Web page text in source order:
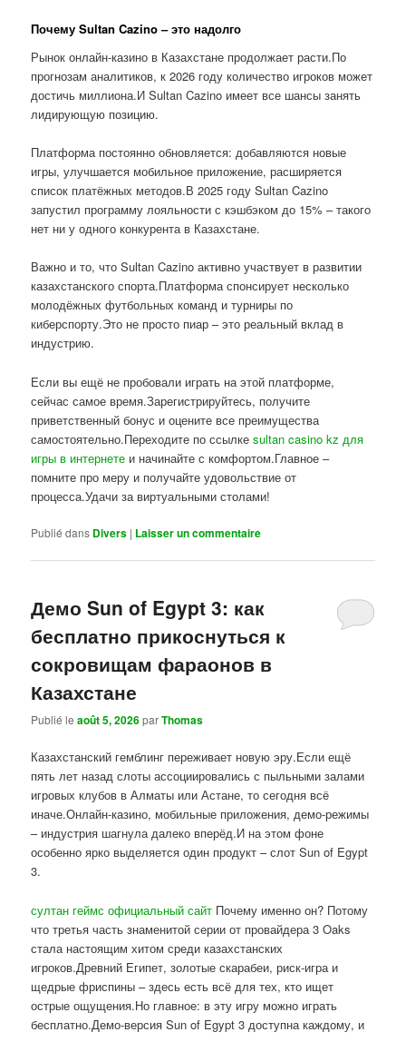
Почему Sultan Cazino – это надолго
Рынок онлайн-казино в Казахстане продолжает расти.По
прогнозам аналитиков, к 2026 году количество игроков может
достичь миллиона.И Sultan Cazino имеет все шансы занять
лидирующую позицию.
Платформа постоянно обновляется: добавляются новые
игры, улучшается мобильное приложение, расширяется
список платёжных методов.В 2025 году Sultan Cazino
запустил программу лояльности с кэшбэком до 15% – такого
нет ни у одного конкурента в Казахстане.
Важно и то, что Sultan Cazino активно участвует в развитии
казахстанского спорта.Платформа спонсирует несколько
молодёжных футбольных команд и турниры по
киберспорту.Это не просто пиар – это реальный вклад в
индустрию.
Если вы ещё не пробовали играть на этой платформе,
сейчас самое время.Зарегистрируйтесь, получите
приветственный бонус и оцените все преимущества
самостоятельно.Переходите по ссылкеsultan casino kz для
игры в интернете и начинайте с комфортом.Главное –
помните про меру и получайте удовольствие от
процесса.Удачи за виртуальными столами!
Publié dans Divers | Laisser un commentaire
Демо Sun of Egypt 3: как
бесплатно прикоснуться к
сокровищам фараонов в
Казахстане
Publié leaoût 5, 2026parThomas
Казахстанский гемблинг переживает новую эру.Если ещё
пять лет назад слоты ассоциировались с пыльными залами
игровых клубов в Алматы или Астане, то сегодня всё
иначе.Онлайн-казино, мобильные приложения, демо-режимы
– индустрия шагнула далеко вперёд.И на этом фоне
особенно ярко выделяется один продукт – слот Sun of Egypt
3.
султан геймс официальный сайт Почему именно он? Потому
что третья часть знаменитой серии от провайдера 3 Oaks
стала настоящим хитом среди казахстанских
игроков.Древний Египет, золотые скарабеи, риск-игра и
щедрые фриспины – здесь есть всё для тех, кто ищет
острые ощущения.Но главное: в эту игру можно играть
бесплатно.Демо-версия Sun of Egypt 3 доступна каждому, и